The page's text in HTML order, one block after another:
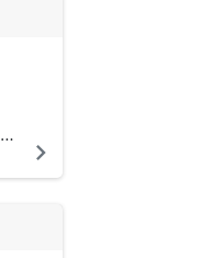
navigate_next